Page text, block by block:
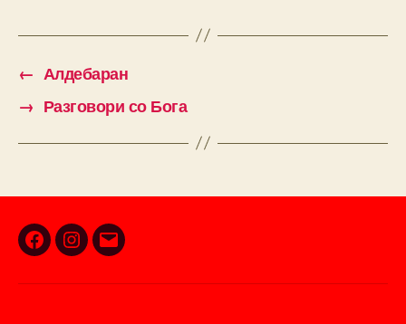
← Алдебаран
→ Разговори со Бога
Facebook
Instagram
Email